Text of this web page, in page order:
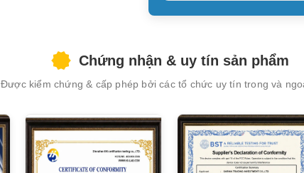
Chứng nhận & uy tín sản phẩm
Được kiểm chứng & cấp phép bởi các tổ chức uy tín trong và